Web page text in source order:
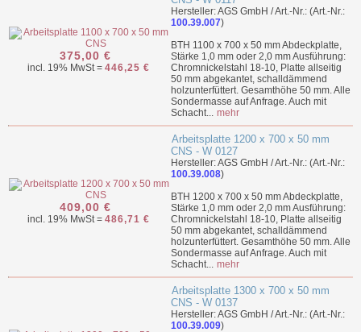
375,00 €
incl. 19% MwSt = 446,25 €
Hersteller: AGS GmbH / Art.-Nr.: (Art.-Nr.:
100.39.007)
BTH 1100 x 700 x 50 mm Abdeckplatte,
Stärke 1,0 mm oder 2,0 mm Ausführung:
Chromnickelstahl 18-10, Platte allseitig
50 mm abgekantet, schalldämmend
holzunterfüttert. Gesamthöhe 50 mm. Alle
Sondermasse auf Anfrage. Auch mit
Schacht... mehr
409,00 €
incl. 19% MwSt = 486,71 €
Arbeitsplatte 1200 x 700 x 50 mm
CNS - W 0127
Hersteller: AGS GmbH / Art.-Nr.: (Art.-Nr.:
100.39.008)
BTH 1200 x 700 x 50 mm Abdeckplatte,
Stärke 1,0 mm oder 2,0 mm Ausführung:
Chromnickelstahl 18-10, Platte allseitig
50 mm abgekantet, schalldämmend
holzunterfüttert. Gesamthöhe 50 mm. Alle
Sondermasse auf Anfrage. Auch mit
Schacht... mehr
Arbeitsplatte 1300 x 700 x 50 mm
CNS - W 0137
Hersteller: AGS GmbH / Art.-Nr.: (Art.-Nr.:
100.39.009)